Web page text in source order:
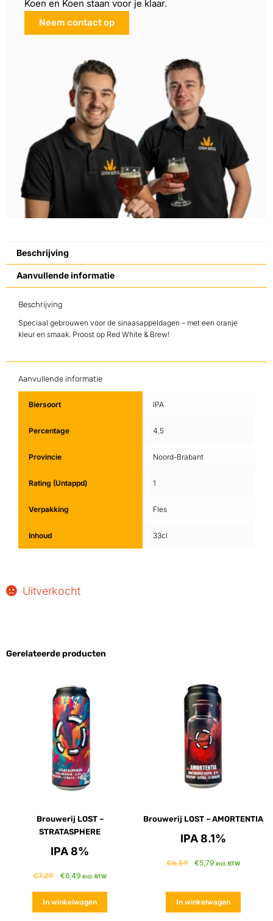
Koen en Koen staan voor je klaar.
Neem contact op
Beschrijving
Aanvullende informatie
Beschrijving
Speciaal gebrouwen voor de sinaasappeldagen – met een oranje
kleur en smaak. Proost op Red White & Brew!
Aanvullende informatie
Biersoort IPA
Percentage 4.5
Provincie Noord-Brabant
Rating (Untappd) 1
Verpakking Fles
Inhoud 33cl
Uitverkocht
Gerelateerde producten
Brouwerij LOST –
STRATASPHERE
IPA 8%
€7,29 €6,49 incl. BTW
In winkelwagen
Brouwerij LOST – AMORTENTIA
IPA 8.1%
€6,59 €5,79 incl. BTW
In winkelwagen